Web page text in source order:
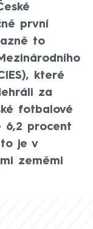
první
to
které
za
fotbalové
6,2 procent
to je v
zeměmi